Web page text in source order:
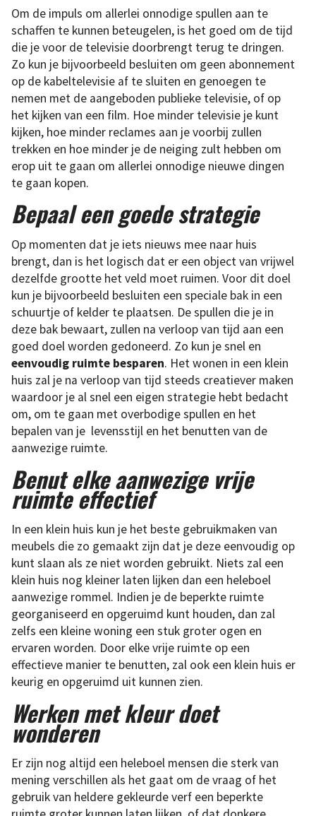
Om de impuls om allerlei onnodige spullen aan te
schaffen te kunnen beteugelen, is het goed om de tijd
die je voor de televisie doorbrengt terug te dringen.
Zo kun je bijvoorbeeld besluiten om geen abonnement
op de kabeltelevisie af te sluiten en genoegen te
nemen met de aangeboden publieke televisie, of op
het kijken van een film. Hoe minder televisie je kunt
kijken, hoe minder reclames aan je voorbij zullen
trekken en hoe minder je de neiging zult hebben om
erop uit te gaan om allerlei onnodige nieuwe dingen
te gaan kopen.
Bepaal een goede strategie
Op momenten dat je iets nieuws mee naar huis
brengt, dan is het logisch dat er een object van vrijwel
dezelfde grootte het veld moet ruimen. Voor dit doel
kun je bijvoorbeeld besluiten een speciale bak in een
schuurtje of kelder te plaatsen. De spullen die je in
deze bak bewaart, zullen na verloop van tijd aan een
goed doel worden gedoneerd. Zo kun je snel en
eenvoudig ruimte besparen. Het wonen in een klein
huis zal je na verloop van tijd steeds creatiever maken
waardoor je al snel een eigen strategie hebt bedacht
om, om te gaan met overbodige spullen en het
bepalen van je levensstijl en het benutten van de
aanwezige ruimte.
Benut elke aanwezige vrije
ruimte effectief
In een klein huis kun je het beste gebruikmaken van
meubels die zo gemaakt zijn dat je deze eenvoudig op
kunt slaan als ze niet worden gebruikt. Niets zal een
klein huis nog kleiner laten lijken dan een heleboel
aanwezige rommel. Indien je de beperkte ruimte
georganiseerd en opgeruimd kunt houden, dan zal
zelfs een kleine woning een stuk groter ogen en
ervaren worden. Door elke vrije ruimte op een
effectieve manier te benutten, zal ook een klein huis er
keurig en opgeruimd uit kunnen zien.
Werken met kleur doet
wonderen
Er zijn nog altijd een heleboel mensen die sterk van
mening verschillen als het gaat om de vraag of het
gebruik van heldere gekleurde verf een beperkte